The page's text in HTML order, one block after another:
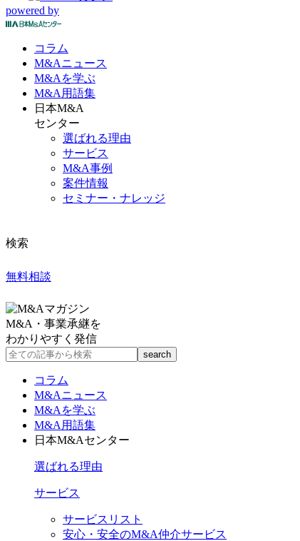
powered by
コラム
M&Aニュース
M&Aを学ぶ
M&A 用語集
日本M&A
センター
選ばれる理由
サービス
M&A事例
案件情報
セミナー・ナレッジ
検索
無料相談
M&A・事業承継を
わかりやすく発信
コラム
M&Aニュース
M&Aを学ぶ
M&A用語集
日本M&Aセンター
選ばれる理由
サービス
サービスリスト
安心・安全のM&A仲介サービス